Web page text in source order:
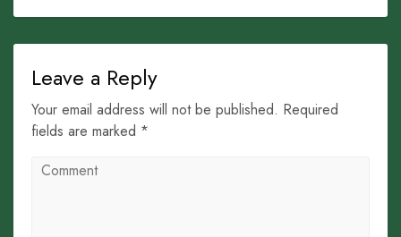
Leave a Reply
Your email address will not be published. Required
fields are marked *